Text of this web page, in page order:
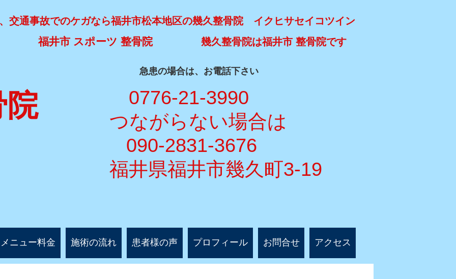
交通事故でのケガなら福井市松本地区の幾久整骨院 イクヒサセイコツイン
幾久整骨院は福井市 整骨院です
福井市 スポーツ 整骨院
​急患の場合は、お電話下さい
院
​ 0776-21-3990
​つながらない場合は
090-2831-3676
福井県福井市幾久町3-19
メニュー料金 施術の流れ 患者様の声 プロフィール お問合せ アクセス